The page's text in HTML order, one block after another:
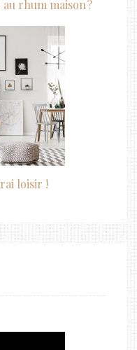
rhum maison ?
loisir !